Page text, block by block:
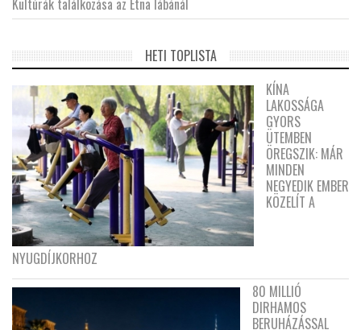
Kultúrák találkozása az Etna lábánál
HETI TOPLISTA
KÍNA
LAKOSSÁGA
GYORS
ÜTEMBEN
ÖREGSZIK: MÁR
MINDEN
NEGYEDIK EMBER
KÖZELÍT A
NYUGDÍJKORHOZ
80 MILLIÓ
DIRHAMOS
BERUHÁZÁSSAL